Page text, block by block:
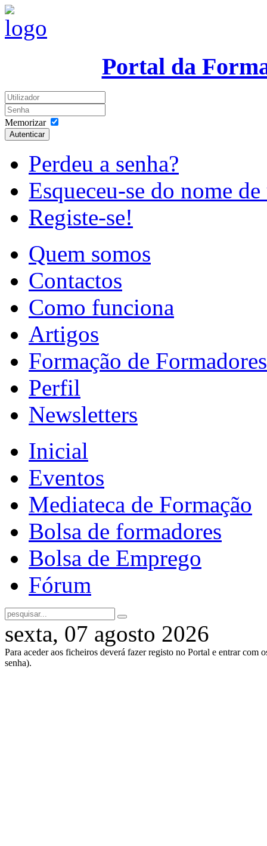
Portal da
Memorizar
Autenticar
Perdeu a senha?
Esqueceu-se do nome
Registe-se!
Quem somos
Contactos
Como funciona
Artigos
Formação de Formadores
Perfil
Newsletters
Inicial
Eventos
Mediateca de Formação
Bolsa de formadores
Bolsa de Emprego
Fórum
sexta, 07 agosto 2026
Para aceder aos ficheiros deverá fazer registo no Portal e entrar com
senha).